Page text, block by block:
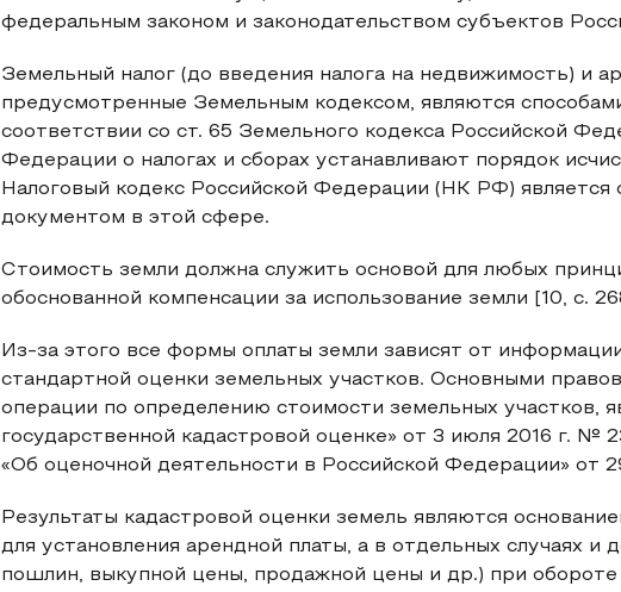
федеральным законом и законодательством субъектов
Земельный налог (до введения налога на недвижимость) и
предусмотренные Земельным кодексом, являются
соответствии со ст. 65 Земельного кодекса Российской
Федерации о налогах и сборах устанавливают порядок
Налоговый кодекс Российской Федерации (НК РФ)
документом в этой сфере.
Стоимость земли должна служить основой для любых
обоснованной компенсации за использование земли [10, c.
Из-за этого все формы оплаты земли зависят от
стандартной оценки земельных участков. Основными
операции по определению стоимости земельных участков,
государственной кадастровой оценке» от 3 июля 2016 г.
«Об оценочной деятельности в Российской Федерации» от
Результаты кадастровой оценки земель являются
для установления арендной платы, а в отдельных случаях и
пошлин, выкупной цены, продажной цены и др.) при обороте